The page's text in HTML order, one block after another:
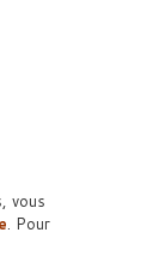
vous
. Pour